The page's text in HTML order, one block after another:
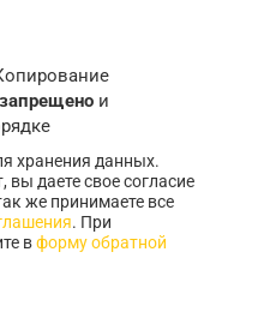
и
хранения данных.
даете свое согласие
же принимаете все
. При
вформу обратной